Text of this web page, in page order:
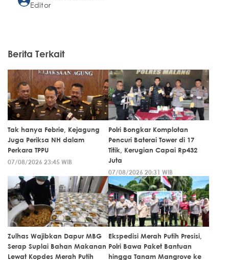
Editor
Berita Terkait
Tak hanya Febrie, Kejagung
Juga Periksa NH dalam
Perkara TPPU
07/08/2026 23:45 WIB
Polri Bongkar Komplotan
Pencuri Baterai Tower di 17
Titik, Kerugian Capai Rp432
Juta
07/08/2026 20:31 WIB
Zulhas Wajibkan Dapur MBG
Serap Suplai Bahan Makanan
Lewat Kopdes Merah Putih
Ekspedisi Merah Putih Presisi,
Polri Bawa Paket Bantuan
hingga Tanam Mangrove ke